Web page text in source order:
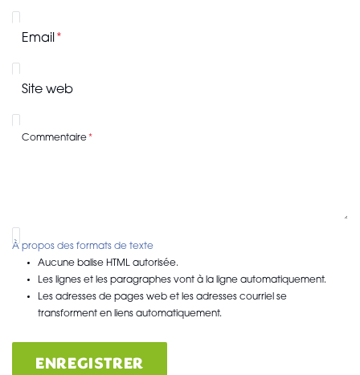
Email
Site web
Commentaire
À propos des formats de texte
Aucune balise HTML autorisée.
Les lignes et les paragraphes vont à la ligne automatiquement.
Les adresses de pages web et les adresses courriel se
transforment en liens automatiquement.
ENREGISTRER